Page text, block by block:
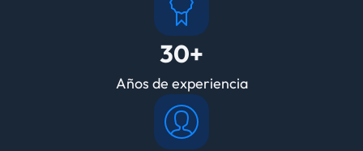
30+
Años de experiencia